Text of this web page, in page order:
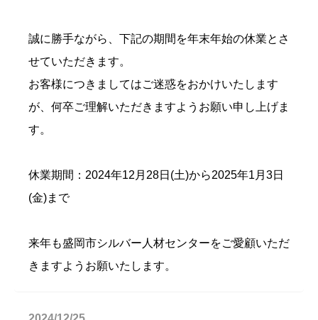
誠に勝手ながら、下記の期間を年末年始の休業とさ
せていただきます。
お客様につきましてはご迷惑をおかけいたします
が、何卒ご理解いただきますようお願い申し上げま
す。
休業期間：2024年12月28日(土)から2025年1月3日
(金)まで
来年も盛岡市シルバー人材センターをご愛顧いただ
きますようお願いたします。